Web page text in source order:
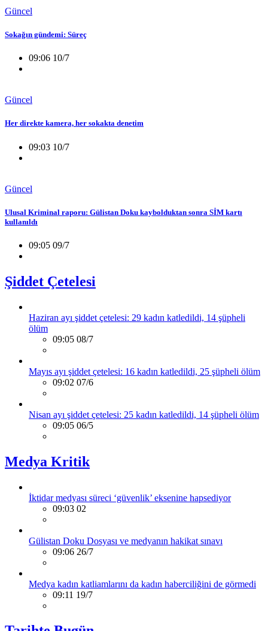
Güncel
Sokağın gündemi: Süreç
09:06 10/7
Güncel
Her direkte kamera, her sokakta denetim
09:03 10/7
Güncel
Ulusal Kriminal raporu: Gülistan Doku kaybolduktan sonra SİM kartı
kullanıldı
09:05 09/7
Şiddet Çetelesi
Haziran ayı şiddet çetelesi: 29 kadın katledildi, 14 şüpheli
ölüm
09:05 08/7
Mayıs ayı şiddet çetelesi: 16 kadın katledildi, 25 şüpheli ölüm
09:02 07/6
Nisan ayı şiddet çetelesi: 25 kadın katledildi, 14 şüpheli ölüm
09:05 06/5
Medya Kritik
İktidar medyası süreci ‘güvenlik’ eksenine hapsediyor
09:03 02
Gülistan Doku Dosyası ve medyanın hakikat sınavı
09:06 26/7
Medya kadın katliamlarını da kadın haberciliğini de görmedi
09:11 19/7